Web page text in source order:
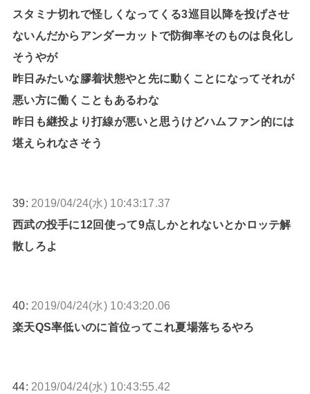
スタミナ切れで怪しくなってくる3巡目以降を投げさせ
ないんだからアンダーカットで防御率そのものは良化し
そうやが
昨日みたいな膠着状態やと先に動くことになってそれが
悪い方に働くこともあるわな
昨日も継投より打線が悪いと思うけどハムファン的には
堪えられなさそう
39: 2019/04/24(水) 10:43:17.37
西武の投手に12回使って9点しかとれないとかロッテ解
散しろよ
40: 2019/04/24(水) 10:43:20.06
楽天QS率低いのに首位ってこれ夏場落ちるやろ
44: 2019/04/24(水) 10:43:55.42